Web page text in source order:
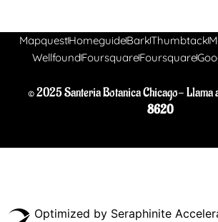
MapquestHomeguideBarkThumbtack
WellfoundFoursquareFoursquare
© 2025 Santeria Botanica Chicago- Llama
8620
Optimized by Seraphinite